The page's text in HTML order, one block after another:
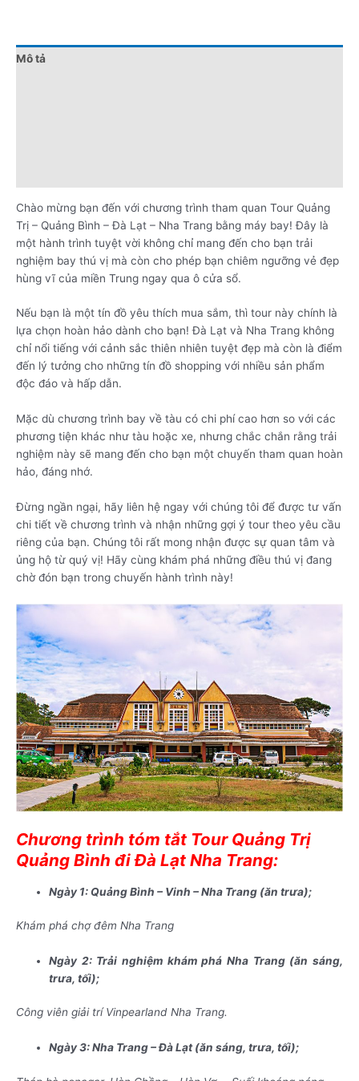
Mô tả
Chào mừng bạn đến với chương trình tham quan Tour Quảng
Trị – Quảng Bình – Đà Lạt – Nha Trang bằng máy bay! Đây là
một hành trình tuyệt vời không chỉ mang đến cho bạn trải
nghiệm bay thú vị mà còn cho phép bạn chiêm ngưỡng vẻ đẹp
hùng vĩ của miền Trung ngay qua ô cửa sổ.
Nếu bạn là một tín đồ yêu thích mua sắm, thì tour này chính là
lựa chọn hoàn hảo dành cho bạn! Đà Lạt và Nha Trang không
chỉ nổi tiếng với cảnh sắc thiên nhiên tuyệt đẹp mà còn là điểm
đến lý tưởng cho những tín đồ shopping với nhiều sản phẩm
độc đáo và hấp dẫn.
Mặc dù chương trình bay về tàu có chi phí cao hơn so với các
phương tiện khác như tàu hoặc xe, nhưng chắc chắn rằng trải
nghiệm này sẽ mang đến cho bạn một chuyến tham quan hoàn
hảo, đáng nhớ.
Đừng ngần ngại, hãy liên hệ ngay với chúng tôi để được tư vấn
chi tiết về chương trình và nhận những gợi ý tour theo yêu cầu
riêng của bạn. Chúng tôi rất mong nhận được sự quan tâm và
ủng hộ từ quý vị! Hãy cùng khám phá những điều thú vị đang
chờ đón bạn trong chuyến hành trình này!
Chương trình tóm tắt Tour Quảng Trị
Quảng Bình đi Đà Lạt Nha Trang:
Ngày 1: Quảng Bình – Vinh – Nha Trang (ăn trưa);
Khám phá chợ đêm Nha Trang
Ngày 2: Trải nghiệm khám phá Nha Trang (ăn sáng,
trưa, tối);
Công viên giải trí Vinpearland Nha Trang.
Ngày 3:Nha Trang – Đà Lạt (ăn sáng, trưa, tối);